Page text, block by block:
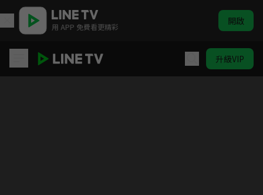
用 APP 免費看更精彩 開啟
升級VIP